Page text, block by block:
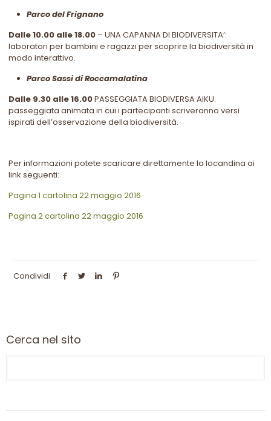
Parco del Frignano
Dalle 10.00 alle 18.00 – UNA CAPANNA DI BIODIVERSITA’:
laboratori per bambini e ragazzi per scoprire la biodiversità in
modo interattivo.
Parco Sassi di Roccamalatina
Dalle 9.30 alle 16.00PASSEGGIATA BIODIVERSA AIKU:
passeggiata animata in cui i partecipanti scriveranno versi
ispirati dell’osservazione della biodiversità.
Per informazioni potete scaricare direttamente la locandina ai
link seguenti:
Pagina 1 cartolina 22 maggio 2016
Pagina 2 cartolina 22 maggio 2016
Condividi
Cerca nel sito